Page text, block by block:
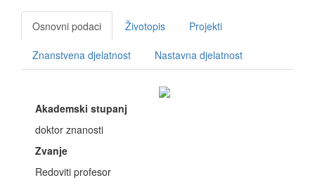
Osnovni podaci Životopis Projekti
Znanstvena djelatnost Nastavna djelatnost
Akademski stupanj
doktor znanosti
Zvanje
Redoviti profesor